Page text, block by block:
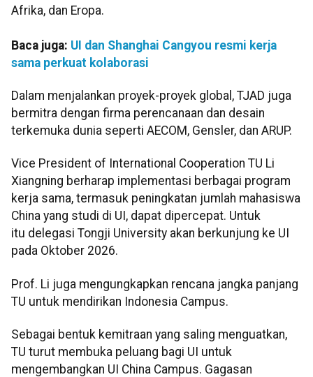
Afrika, dan Eropa.
Baca juga: UI dan Shanghai Cangyou resmi kerja
sama perkuat kolaborasi
Dalam menjalankan proyek-proyek global, TJAD juga
bermitra dengan firma perencanaan dan desain
terkemuka dunia seperti AECOM, Gensler, dan ARUP.
Vice President of International Cooperation TU Li
Xiangning berharap implementasi berbagai program
kerja sama, termasuk peningkatan jumlah mahasiswa
China yang studi di UI, dapat dipercepat. Untuk
itu delegasi Tongji University akan berkunjung ke UI
pada Oktober 2026.
Prof. Li juga mengungkapkan rencana jangka panjang
TU untuk mendirikan Indonesia Campus.
Sebagai bentuk kemitraan yang saling menguatkan,
TU turut membuka peluang bagi UI untuk
mengembangkan UI China Campus. Gagasan